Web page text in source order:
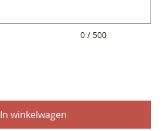
0 / 500
In winkelwagen